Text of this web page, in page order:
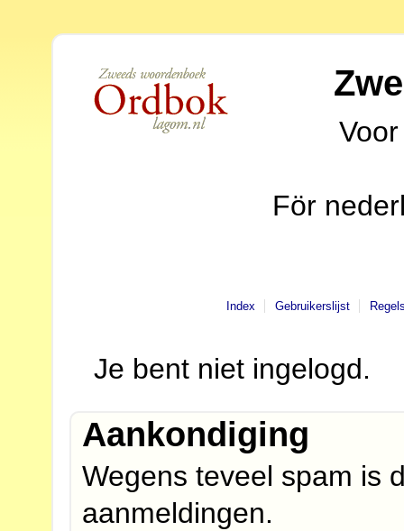
För
Index Gebruikerslijst
Je bent niet ingelogd.
Aankondiging
Wegens teveel spam is
aanmeldingen.